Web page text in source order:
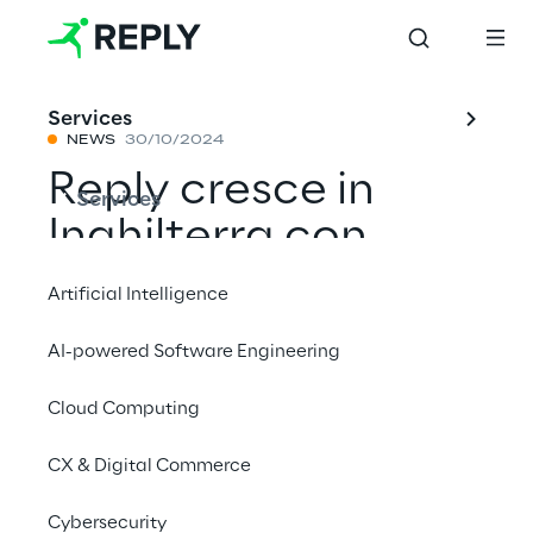
Services
Services
Artificial Intelligence
AI-powered Software Engineering
Cloud Computing
CX & Digital Commerce
Cybersecurity
NEWS 30/10/2024
Reply cresce in
Inghilterra con
Solirius, leader nei
progetti di
digitale per il
settore
Government